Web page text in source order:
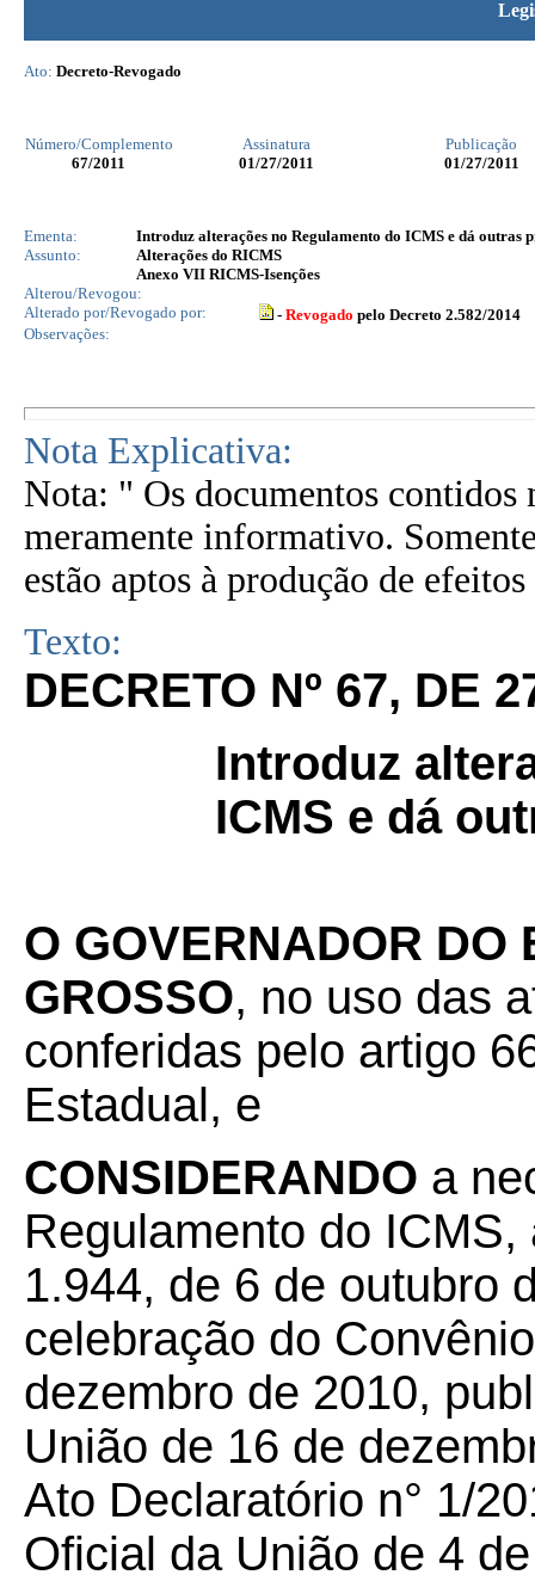
Ato: Decreto-Revogado
Número/Complemento Assinatura
Publicação
67/2011 01/27/2011 01/27/2011
Ementa:
Introduz alterações no Regulamento do ICMS e dá outras
Assunto:
Alterações do RICMS
Anexo VII RICMS-Isenções
Alterou/Revogou:
Alterado por/Revogado por:
- Revogado pelo Decreto 2.582/2014
Observações:
Nota Explicativa:
Nota: " Os documentos contidos
meramente informativo.
estão aptos à produção de
Texto:
DECRETO Nº 67, DE
Introduz
ICMS e dá
O GOVERNADOR DO
GROSSO, no uso das
conferidas pelo artigo
Estadual, e
CONSIDERANDO a
Regulamento do
1.944, de 6 de outubro
celebração do
dezembro de 2010,
União de 16 de
Ato Declaratório n° 1/
Oficial da União de 4